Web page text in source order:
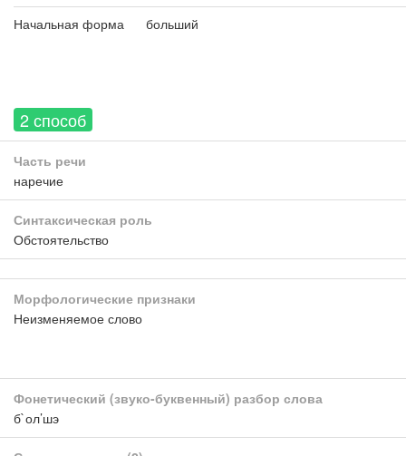
Начальная форма
больший
2 способ
Часть речи
наречие
Синтаксическая роль
Обстоятельство
Морфологические признаки
Неизменяемое слово
Фонетический (звуко-буквенный) разбор слова
б`ол’шэ